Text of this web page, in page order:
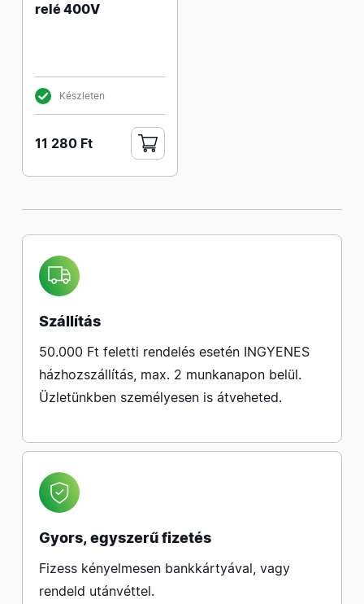
relé 400V
Készleten
11 280 Ft
Szállítás
50.000 Ft feletti rendelés esetén INGYENES
házhozszállítás, max. 2 munkanapon belül.
Üzletünkben személyesen is átveheted.
Gyors, egyszerű fizetés
Fizess kényelmesen bankkártyával, vagy
rendeld utánvéttel.